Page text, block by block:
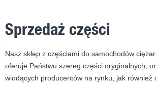
Sprzedaż części
Nasz sklep z częściami do samochodów
oferuje Państwu szereg części oryginalnych,
wiodących producentów na rynku, jak również